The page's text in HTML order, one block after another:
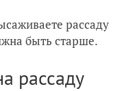
рассаду
быть старше.
рассаду